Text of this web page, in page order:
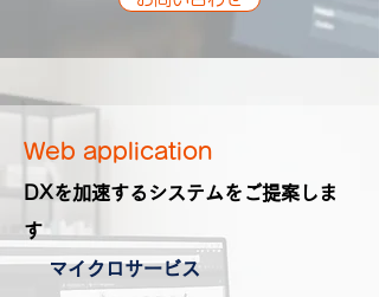
Web application
DXを加速するシステムをご提案しま
す
マイクロサービス